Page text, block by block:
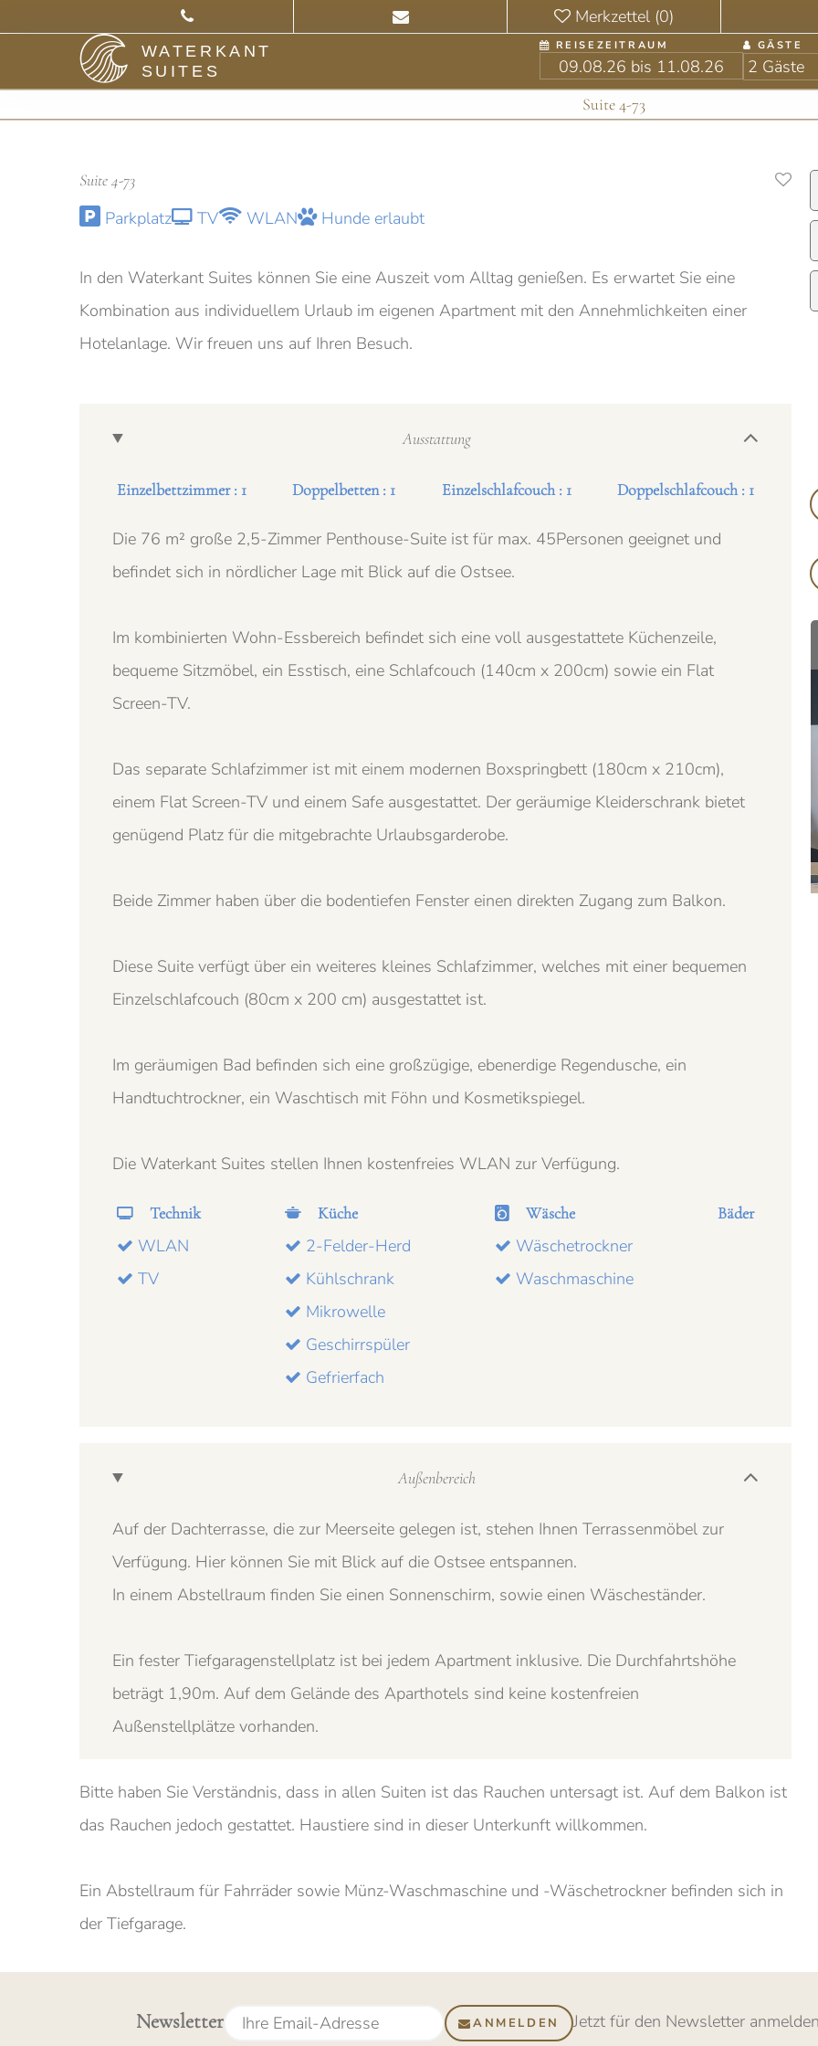
WATERKANT
SUITES
REISEZEITRAUM GÄSTE
Suite 4-73
Suite 4-73
Parkplatz TV WLAN Hunde erlaubt
In den Waterkant Suites können Sie eine Auszeit vom Alltag genießen. Es erwartet Sie eine
Kombination aus individuellem Urlaub im eigenen Apartment mit den Annehmlichkeiten einer
Hotelanlage. Wir freuen uns auf Ihren Besuch.
Ausstattung
Einzelbettzimmer : 1 Doppelbetten : 1 Einzelschlafcouch : 1 Doppelschlafcouch : 1
Die 76 m² große 2,5-Zimmer Penthouse-Suite ist für max. 45Personen geeignet und
befindet sich in nördlicher Lage mit Blick auf die Ostsee.
Im kombinierten Wohn-Essbereich befindet sich eine voll ausgestattete Küchenzeile,
bequeme Sitzmöbel, ein Esstisch, eine Schlafcouch (140cm x 200cm) sowie ein Flat
Screen-TV.
Das separate Schlafzimmer ist mit einem modernen Boxspringbett (180cm x 210cm),
einem Flat Screen-TV und einem Safe ausgestattet. Der geräumige Kleiderschrank bietet
genügend Platz für die mitgebrachte Urlaubsgarderobe.
Beide Zimmer haben über die bodentiefen Fenster einen direkten Zugang zum Balkon.
Diese Suite verfügt über ein weiteres kleines Schlafzimmer, welches mit einer bequemen
Einzelschlafcouch (80cm x 200 cm) ausgestattet ist.
Im geräumigen Bad befinden sich eine großzügige, ebenerdige Regendusche, ein
Handtuchtrockner, ein Waschtisch mit Föhn und Kosmetikspiegel.
Die Waterkant Suites stellen Ihnen kostenfreies WLAN zur Verfügung.
Technik
WLAN
TV
Küche
2-Felder-Herd
Kühlschrank
Mikrowelle
Geschirrspüler
Gefrierfach
Wäsche
Wäschetrockner
Waschmaschine
Bäder
Außenbereich
Auf der Dachterrasse, die zur Meerseite gelegen ist, stehen Ihnen Terrassenmöbel zur
Verfügung. Hier können Sie mit Blick auf die Ostsee entspannen.
In einem Abstellraum finden Sie einen Sonnenschirm, sowie einen Wäscheständer.
Ein fester Tiefgaragenstellplatz ist bei jedem Apartment inklusive. Die Durchfahrtshöhe
beträgt 1,90m. Auf dem Gelände des Aparthotels sind keine kostenfreien
Außenstellplätze vorhanden.
Bitte haben Sie Verständnis, dass in allen Suiten ist das Rauchen untersagt ist. Auf dem Balkon ist
das Rauchen jedoch gestattet. Haustiere sind in dieser Unterkunft willkommen.
Ein Abstellraum für Fahrräder sowie Münz-Waschmaschine und -Wäschetrockner befinden sich in
der Tiefgarage.
Newsletter ANMELDEN Jetzt für den Newsletter anmelden